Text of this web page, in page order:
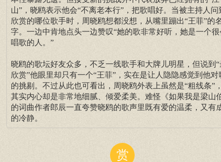
山”，晓鸥表示他会“不离老本行”，把歌唱好。当被主持人问
欣赏的哪位歌手时，周晓鸥想都没想，从嘴里蹦出“王菲”的
字。一边中肯地点头一边赞叹“她的歌非常好听，她是一个很
唱歌的人。”
晓鸥的歌坛好友众多，不乏一线歌手和大牌儿明星，但说到“
欣赏”他眼里却只有一个“王菲”，实在是让人隐隐感觉到他对
的挑剔。不过从此也可看出，周晓鸥外表上虽然是“粗线条”
其实内心却是非常地细腻、倾爱柔美。难怪《如果我是梁山
的词曲作者郎辰一直夸赞晓鸥的歌声里既有爱的温柔，又有
的冷静。
赏